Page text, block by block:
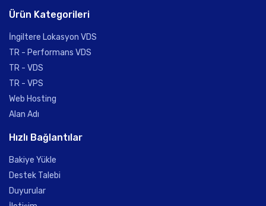
Ürün Kategorileri
İngiltere Lokasyon VDS
TR - Performans VDS
TR - VDS
TR - VPS
Web Hosting
Alan Adı
Hızlı Bağlantılar
Bakiye Yükle
Destek Talebi
Duyurular